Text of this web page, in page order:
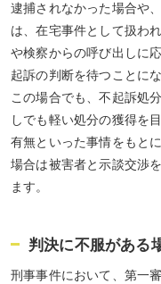
逮捕されなかった場合や
は、在宅事件として扱わ
や検察からの呼び出しに
起訴の判断を待つことにな
この場合でも、不起訴処
しでも軽い処分の獲得を
有無といった事情をもと
場合は被害者と示談交渉
ます。
判決に不服がある
刑事事件において、第一